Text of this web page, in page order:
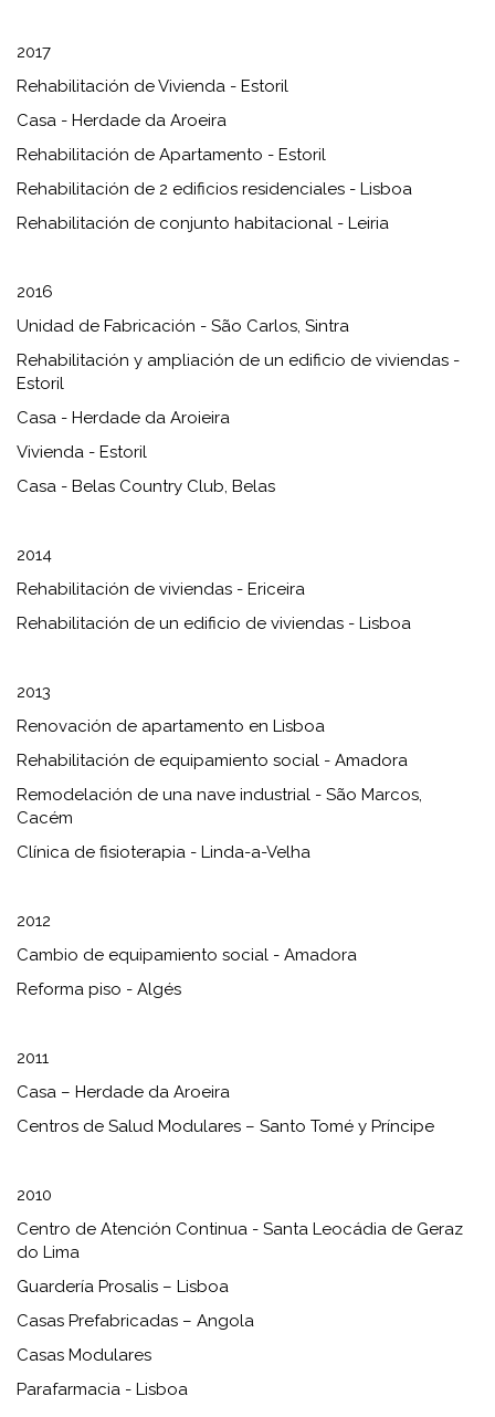
2017
Rehabilitación de Vivienda - Estoril
Casa - Herdade da Aroeira
Rehabilitación de Apartamento - Estoril
Rehabilitación de 2 edificios residenciales - Lisboa
Rehabilitación de conjunto habitacional - Leiria
2016
Unidad de Fabricación - São Carlos, Sintra
Rehabilitación y ampliación de un edificio de viviendas -
Estoril
Casa - Herdade da Aroieira
Vivienda - Estoril
Casa - Belas Country Club, Belas
2014
Rehabilitación de viviendas - Ericeira
Rehabilitación de un edificio de viviendas - Lisboa
2013
Renovación de apartamento en Lisboa
Rehabilitación de equipamiento social - Amadora
Remodelación de una nave industrial - São Marcos,
Cacém
Clínica de fisioterapia - Linda-a-Velha
2012
Cambio de equipamiento social - Amadora
Reforma piso - Algés
2011
Casa – Herdade da Aroeira
Centros de Salud Modulares – Santo Tomé y Príncipe
2010
Centro de Atención Continua - Santa Leocádia de Geraz
do Lima
Guardería Prosalis – Lisboa
Casas Prefabricadas – Angola
Casas Modulares
Parafarmacia - Lisboa